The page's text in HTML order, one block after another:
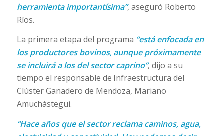
herramienta importantísima”, aseguró Roberto
Ríos.
La primera etapa del programa “está enfocada en
los productores bovinos, aunque próximamente
se incluirá a los del sector caprino”, dijo a su
tiempo el responsable de Infraestructura del
Clúster Ganadero de Mendoza, Mariano
Amuchástegui.
“Hace años que el sector reclama caminos, agua,